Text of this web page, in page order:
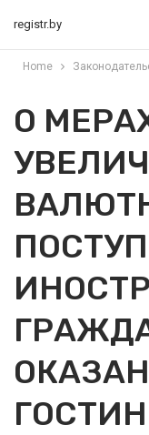
registr.by
Home
О